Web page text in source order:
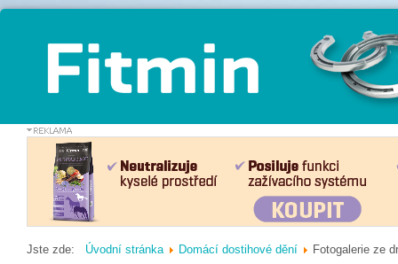
Jste zde: Úvodní stránka Domácí dostihové dění Fotogalerie ze